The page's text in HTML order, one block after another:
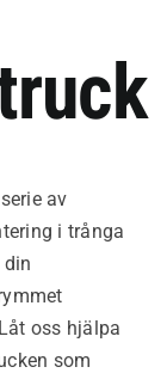
av
i trånga
oss hjälpa
som